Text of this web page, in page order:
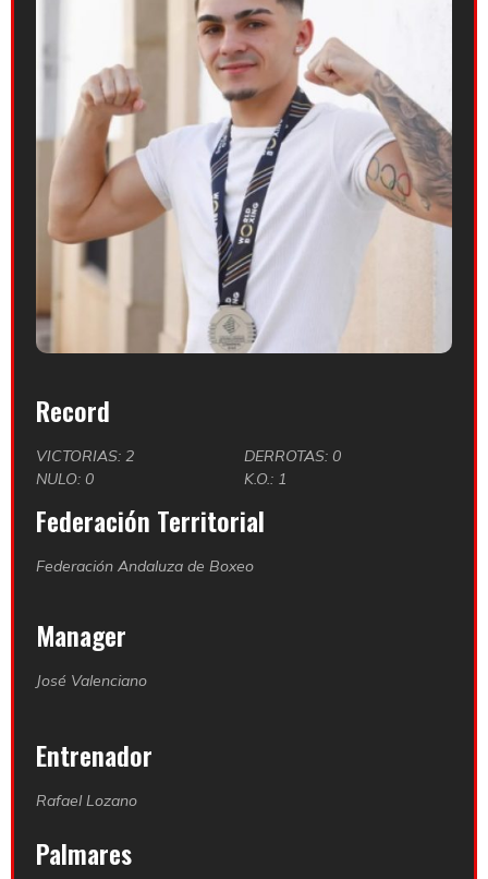
Record
VICTORIAS: 2
DERROTAS: 0
NULO: 0
K.O.: 1
Federación Territorial
Federación Andaluza de Boxeo
Manager
José Valenciano
Entrenador
Rafael Lozano
Palmares